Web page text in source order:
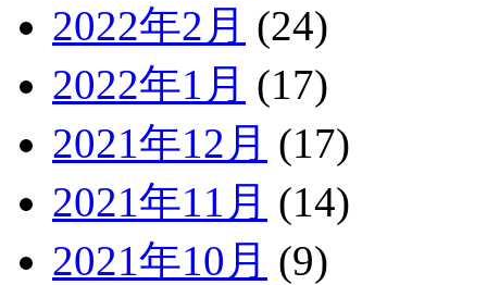
2022年2月 (24)
2022年1月 (17)
2021年12月 (17)
2021年11月 (14)
2021年10月 (9)